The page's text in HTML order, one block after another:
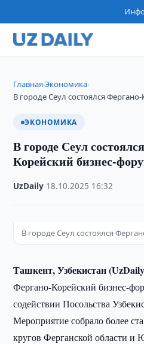
Главная›Экономика›
В городе Сеул состоялся
ЭКОНОМИКА
В городе Сеул
Корейский бизнес-
UzDaily 18.10.2025 16:32
В городе Сеул состоялся
Ташкент, Узбекистан
Фергано-Корейский бизнес-
содействии Посольства
Мероприятие собрало более
кругов Ферганской области